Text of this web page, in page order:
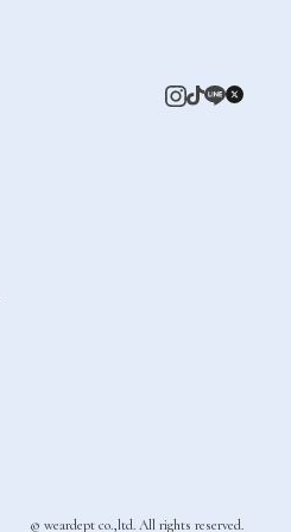
© weardept co.,ltd. All rights reserved.